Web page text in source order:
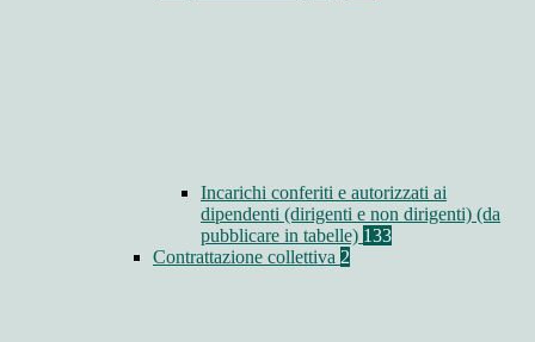
Incarichi conferiti e autorizzati ai
dipendenti (dirigenti e non dirigenti) (da
pubblicare in tabelle) 133
Contrattazione collettiva 2